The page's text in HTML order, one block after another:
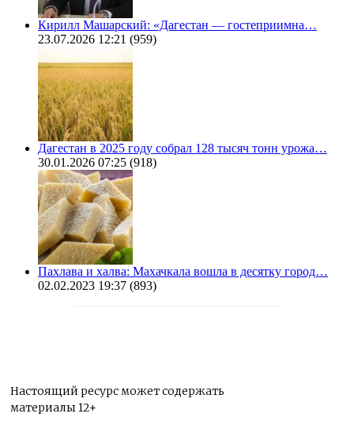
Кирилл Машарский: «Дагестан — гостеприимна…
23.07.2026 12:21 (959)
Дагестан в 2025 году собрал 128 тысяч тонн урожа…
30.01.2026 07:25 (918)
Пахлава и халва: Махачкала вошла в десятку город…
02.02.2023 19:37 (893)
Настоящий ресурс может содержать
материалы 12+